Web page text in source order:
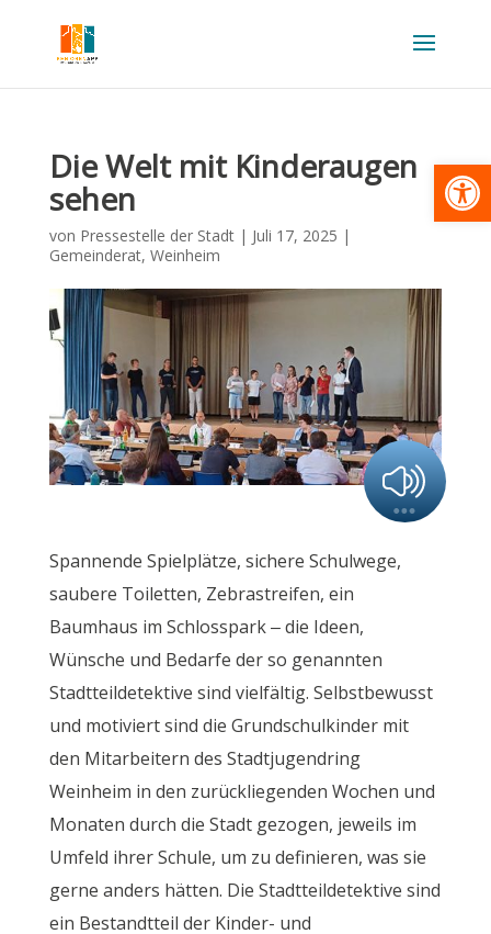
Die Welt mit Kinderaugen
sehen
von Pressestelle der Stadt| Juli 17, 2025 |
Gemeinderat, Weinheim
Spannende Spielplätze, sichere Schulwege,
saubere Toiletten, Zebrastreifen, ein
Baumhaus im Schlosspark – die Ideen,
Wünsche und Bedarfe der so genannten
Stadtteildetektive sind vielfältig. Selbstbewusst
und motiviert sind die Grundschulkinder mit
den Mitarbeitern des Stadtjugendring
Weinheim in den zurückliegenden Wochen und
Monaten durch die Stadt gezogen, jeweils im
Umfeld ihrer Schule, um zu definieren, was sie
gerne anders hätten. Die Stadtteildetektive sind
ein Bestandtteil der Kinder- und